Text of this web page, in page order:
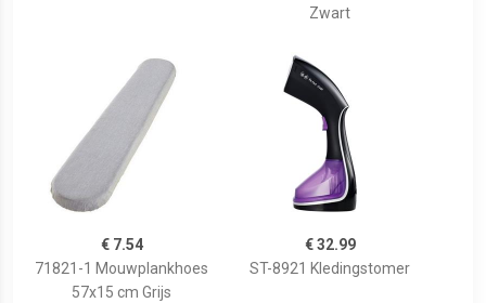
Zwart
€ 7.54
71821-1 Mouwplankhoes
57x15 cm Grijs
€ 32.99
ST-8921 Kledingstomer